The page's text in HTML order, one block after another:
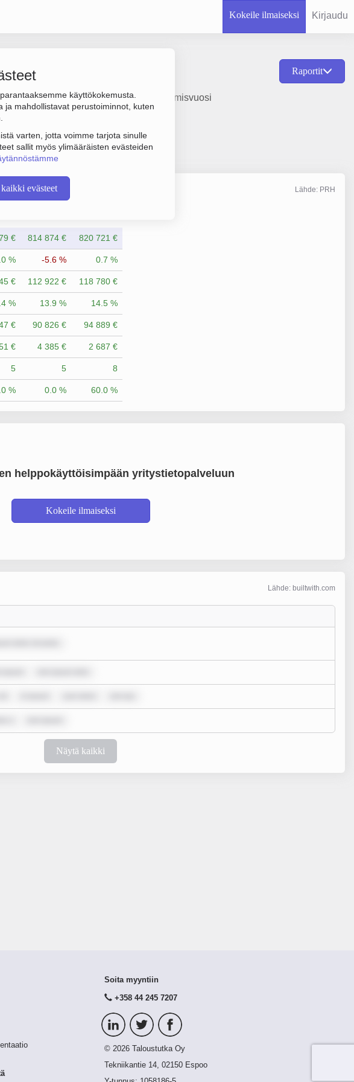
Kokeile ilmaiseksi Kirjaudu
käyttökokemusta.
ja mahdollistavat perustoiminnot, kuten
varten, jotta voimme tarjota sinulle
sallit myös ylimääräisten evästeiden
evästeet
Raportit
Sanomalehtien kustantaminen, perustamisvuosi
Lähde: PRH
€ 814 874 € 820 721 €
% -5.6 % 0.7 %
€ 112 922 € 118 780 €
% 13.9 % 14.5 %
€ 90 826 € 94 889 €
€ 4 385 € 2 687 €
5 5 8
% 0.0 % 60.0 %
helppokäyttöisimpään yritystietopalveluun
Kokeile ilmaiseksi
Lähde: builtwith.com
Näytä kaikki
Soita myyntiin
+358 44 245 7207
© 2026 Taloustutka Oy
Tekniikantie 14, 02150 Espoo